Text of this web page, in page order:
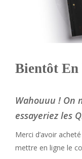
Bientôt En
Wahouuu ! On
essayeriez les
Merci d’avoir
mettre en ligne le